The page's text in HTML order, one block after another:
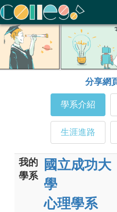
ColleGo! 大學選才與高中育才輔助
分享網
學系介紹
生涯進路
我的
學系
國立成功大
學
心理學系